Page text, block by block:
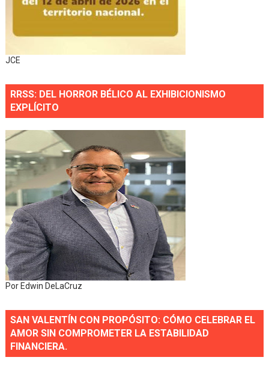
JCE
RRSS: DEL HORROR BÉLICO AL EXHIBICIONISMO
EXPLÍCITO
Por Edwin DeLaCruz
SAN VALENTÍN CON PROPÓSITO: CÓMO CELEBRAR EL
AMOR SIN COMPROMETER LA ESTABILIDAD
FINANCIERA.